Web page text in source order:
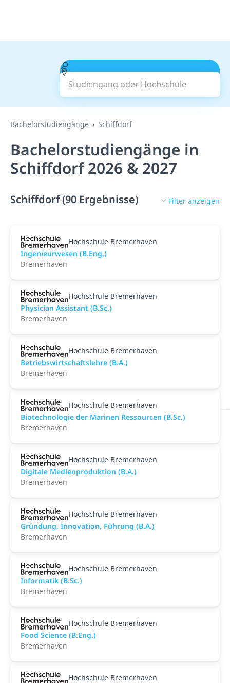
Studiengang oder Hochschule
Suchen
Bachelorstudiengänge Schiffdorf
Bachelorstudiengänge in
Schiffdorf 2026 & 2027
Schiffdorf (90 Ergebnisse) Filter anzeigen
Hochschule Bremerhaven
Ingenieurwesen (B.Eng.)
Bremerhaven
Hochschule Bremerhaven
Physician Assistant (B.Sc.)
Bremerhaven
Hochschule Bremerhaven
Betriebswirtschaftslehre (B.A.)
Bremerhaven
Hochschule Bremerhaven
Biotechnologie der Marinen Ressourcen (B.Sc.)
Bremerhaven
Hochschule Bremerhaven
Digitale Medienproduktion (B.A.)
Bremerhaven
Hochschule Bremerhaven
Gründung, Innovation, Führung (B.A.)
Bremerhaven
Hochschule Bremerhaven
Informatik (B.Sc.)
Bremerhaven
Hochschule Bremerhaven
Food Science (B.Eng.)
Bremerhaven
Hochschule Bremerhaven